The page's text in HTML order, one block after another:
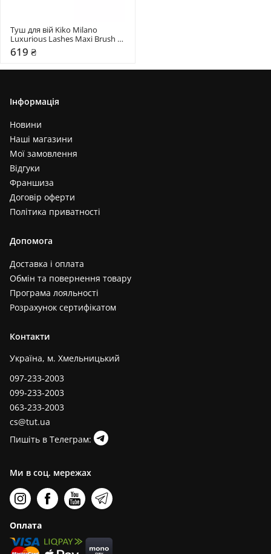
Туш для вій Kiko Milano
Luxurious Lashes Maxi Brush
Mascara
619 ₴
Інформація
Новини
Наші магазини
Мої замовлення
Відгуки
Франшиза
Договір оферти
Політика приватності
Допомога
Доставка і оплата
Обмін та повернення товару
Програма лояльності
Розрахунок сертифікатом
Контакти
Україна, м. Хмельницький
097-233-2003
099-233-2003
063-233-2003
cs@tut.ua
Пишіть в Телеграм:
Ми в соц. мережах
Оплата